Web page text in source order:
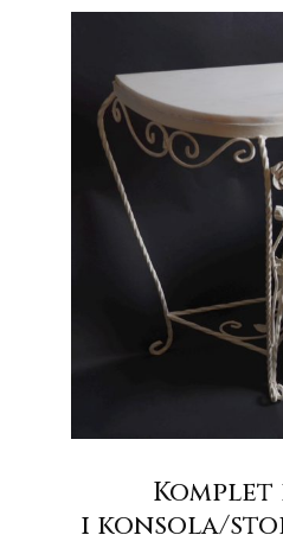
i konsola/